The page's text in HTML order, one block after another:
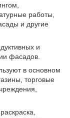
работы,
и другие
и
фасадов.
в основном
торговые